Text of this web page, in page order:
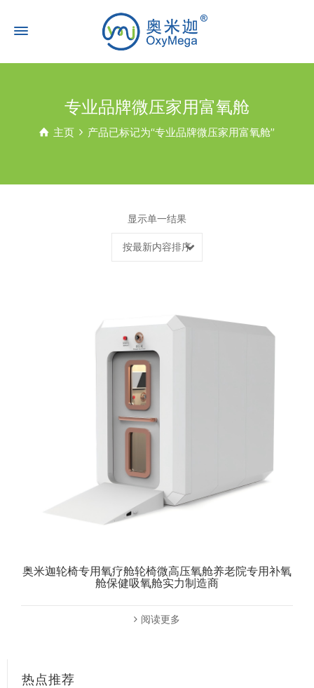
专业品牌微压家用富氧舱
主页 产品已标记为“专业品牌微压家用富氧舱”
显示单一结果
按最新内容排序
奥米迦轮椅专用氧疗舱轮椅微高压氧舱养老院专用补氧
舱保健吸氧舱实力制造商
阅读更多
热点推荐